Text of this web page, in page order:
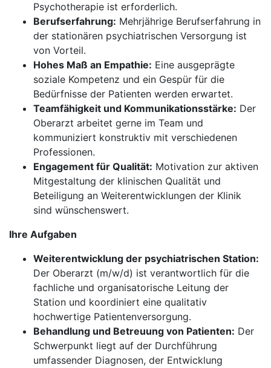
Psychotherapie ist erforderlich.
Berufserfahrung: Mehrjährige Berufserfahrung in
der stationären psychiatrischen Versorgung ist
von Vorteil.
Hohes Maß an Empathie: Eine ausgeprägte
soziale Kompetenz und ein Gespür für die
Bedürfnisse der Patienten werden erwartet.
Teamfähigkeit und Kommunikationsstärke: Der
Oberarzt arbeitet gerne im Team und
kommuniziert konstruktiv mit verschiedenen
Professionen.
Engagement für Qualität: Motivation zur aktiven
Mitgestaltung der klinischen Qualität und
Beteiligung an Weiterentwicklungen der Klinik
sind wünschenswert.
Ihre Aufgaben
Weiterentwicklung der psychiatrischen Station:
Der Oberarzt (m/w/d) ist verantwortlich für die
fachliche und organisatorische Leitung der
Station und koordiniert eine qualitativ
hochwertige Patientenversorgung.
Behandlung und Betreuung von Patienten: Der
Schwerpunkt liegt auf der Durchführung
umfassender Diagnosen, der Entwicklung